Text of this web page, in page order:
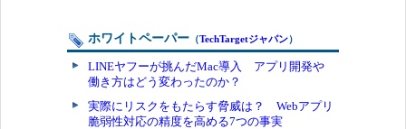
ホワイトペーパー （TechTargetジャパン）
LINEヤフーが挑んだMac導入 アプリ開発や
働き方はどう変わったのか？
実際にリスクをもたらす脅威は？ Webアプリ
脆弱性対応の精度を高める7つの事実